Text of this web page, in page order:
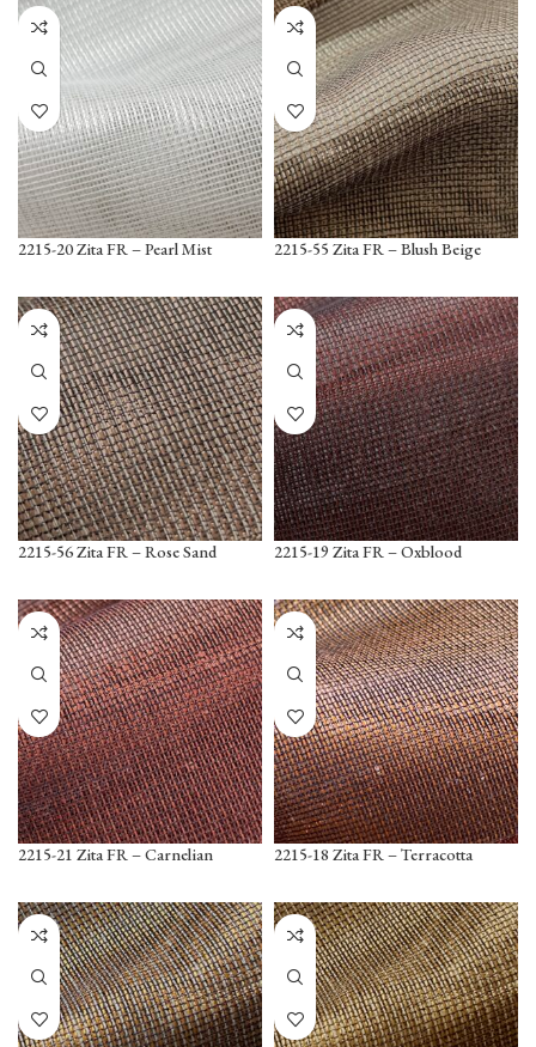
2215-20 Zita FR – Pearl Mist 2215-55 Zita FR – Blush Beige
2215-56 Zita FR – Rose Sand 2215-19 Zita FR – Oxblood
2215-21 Zita FR – Carnelian 2215-18 Zita FR – Terracotta